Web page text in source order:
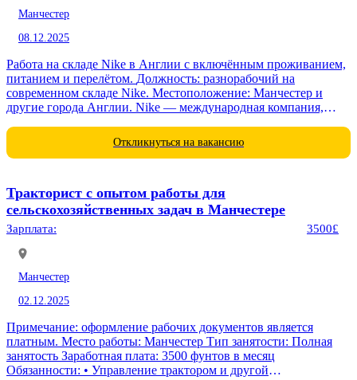
Манчестер
08.12.2025
Работа на складе Nike в Англии с включённым проживанием,
питанием и перелётом. Должность: разнорабочий на
современном складе Nike. Местоположение: Манчестер и
другие города Англии. Nike — международная компания,
Откликнуться на вакансию
Тракторист с опытом работы для
сельскохозяйственных задач в Манчестере
Зарплата: 3500£
Манчестер
02.12.2025
Примечание: оформление рабочих документов является
платным. Место работы: Манчестер Тип занятости: Полная
занятость Заработная плата: 3500 фунтов в месяц
Обязанности: • Управление трактором и другой